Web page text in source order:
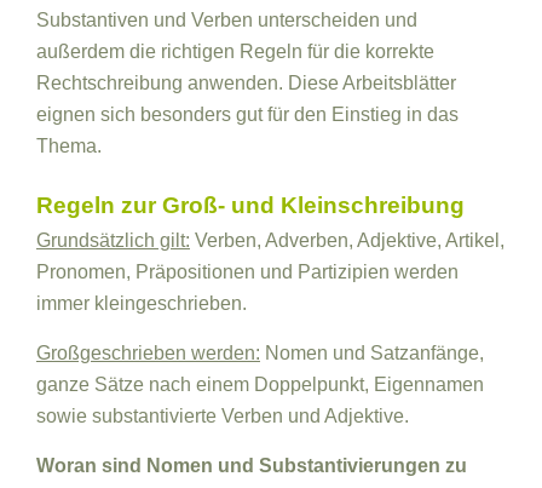
Substantiven und Verben unterscheiden und
außerdem die richtigen Regeln für die korrekte
Rechtschreibung anwenden. Diese Arbeitsblätter
eignen sich besonders gut für den Einstieg in das
Thema.
Regeln zur Groß- und Kleinschreibung
Grundsätzlich gilt: Verben, Adverben, Adjektive, Artikel,
Pronomen, Präpositionen und Partizipien werden
immer kleingeschrieben.
Großgeschrieben werden: Nomen und Satzanfänge,
ganze Sätze nach einem Doppelpunkt, Eigennamen
sowie substantivierte Verben und Adjektive.
Woran sind Nomen und Substantivierungen zu